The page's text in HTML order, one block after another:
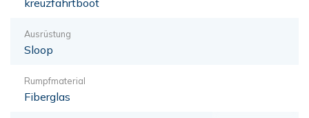
Ausrüstung
Sloop
Rumpfmaterial
Fiberglas